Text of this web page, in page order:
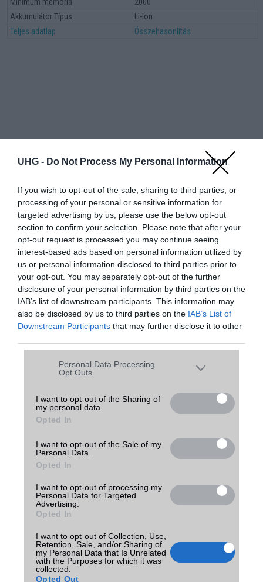
UHG - Do Not Process My Personal Information
If you wish to opt-out of the sale, sharing to third parties, or
processing of your personal or sensitive information for
targeted advertising by us, please use the below opt-out
section to confirm your selection. Please note that after your
opt-out request is processed you may continue seeing
interest-based ads based on personal information utilized by
us or personal information disclosed to third parties prior to
your opt-out. You may separately opt-out of the further
disclosure of your personal information by third parties on the
IAB’s list of downstream participants. This information may
also be disclosed by us to third parties on the IAB’s List of
Downstream Participants that may further disclose it to other
services and may gather and store information including but
grant or deny consent to Google and its third-party tags to
use your data for below specified purposes in below Google
consent section.
Personal Data Processing
Opt Outs
I want to opt-out of the Sharing of
my personal data.
Opted In
I want to opt-out of the Sale of my
Personal Data.
Opted In
I want to opt-out of processing my
Personal Data for Targeted
Advertising.
Opted In
I want to opt-out of Collection, Use,
Retention, Sale, and/or Sharing of
my Personal Data that Is Unrelated
with the Purposes for which it was
collected.
Opted Out
Akkumulátor Típus
Li-Ion
Teljes adatlap
Összehasonlítás
Egy oldalon találat
Bolt neve Részletek Állapot Szín Bruttó ár
További ajánlatok
Csatitel GSM részletek új fekete 119 900 Ft Tovább a bolthoz
Mit tehetsz, ha elfelejtetted a lock screen mintát?
| SamMobile
Sokakban felmerül, hogy vajon mit lehet tenni akkor, ha Samsung
vagy a mintát. Szerencsére van megoldás.
2022.11.04
Ha szeretünk telefonon, utazás vagy éppen várakozás közben
készülékre van szükségünk.
A tíz legjobb okostelefon 5 col alatt